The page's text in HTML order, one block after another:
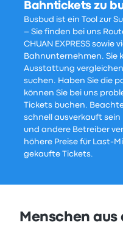
Bahntickets zu
Busbud ist ein Tool zur
– Sie finden bei uns
CHUAN EXPRESS sowie
Bahnunternehmen. Sie
Ausstattung
suchen. Haben Sie die
können Sie bei uns
Tickets buchen.
schnell ausverkauft sein
und andere Betreiber
höhere Preise für Last-
gekaufte Tickets.
Menschen